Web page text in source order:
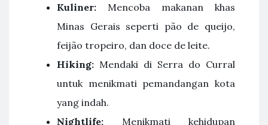
Kuliner: Mencoba makanan khas
Minas Gerais seperti pão de queijo,
feijão tropeiro, dan doce de leite.
Hiking: Mendaki di Serra do Curral
untuk menikmati pemandangan kota
yang indah.
Nightlife: Menikmati kehidupan